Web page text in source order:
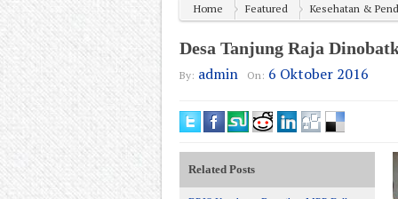
Home Featured Kesehatan &
Desa Tanjung Raja
By: admin On: 6 Oktober 2016
Related Posts